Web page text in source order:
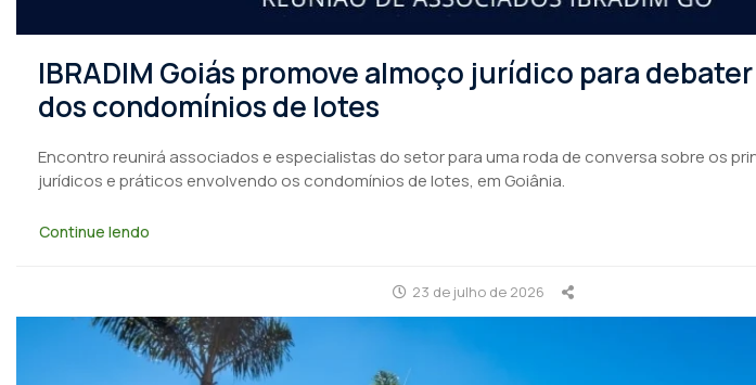
IBRADIM Goiás promove almoço jurídico para
dos condomínios de lotes
Encontro reunirá associados e especialistas do setor para uma roda de conversa sobre os
jurídicos e práticos envolvendo os condomínios de lotes, em Goiânia.
Continue lendo
23 de julho de 2026